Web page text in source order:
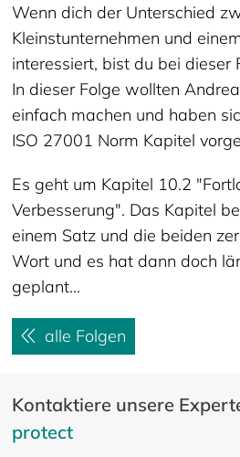
Wenn dich der Unterschied
Kleinstunternehmen und
interessiert, bist du bei dieser
In dieser Folge wollten
einfach machen und haben
ISO 27001 Norm Kapitel
Es geht um Kapitel 10.2
Verbesserung". Das Kapitel
einem Satz und die beiden
Wort und es hat dann doch
geplant...
alle Folgen
Kontaktiere unsere
protect